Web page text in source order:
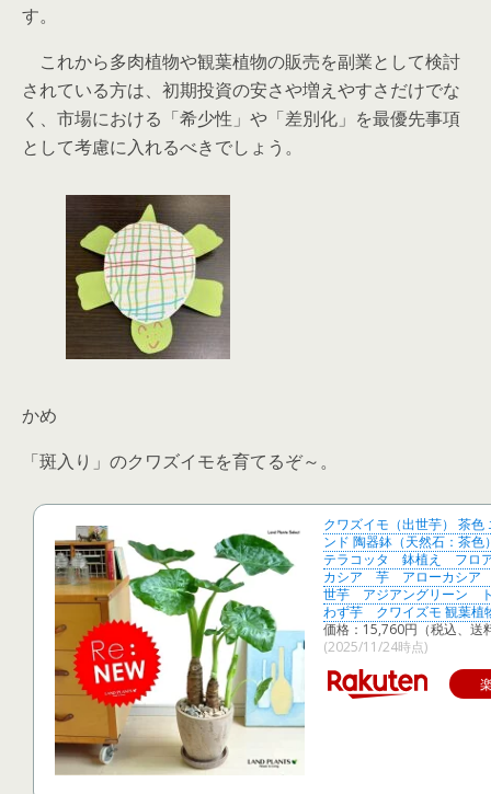
す。
これから多肉植物や観葉植物の販売を副業として検討
されている方は、初期投資の安さや増えやすさだけでな
く、市場における「希少性」や「差別化」を最優先事項
として考慮に入れるべきでしょう。
かめ
「斑入り」のクワズイモを育てるぞ～。
クワズイモ（出世芋） 茶色
ンド 陶器鉢（天然石：茶色
テラコッタ 鉢植え フロ
カシア 芋 アローカシ
世芋 アジアングリーン
わず芋 クワイズモ 観葉植
価格：15,760円（税込、送
(2025/11/24時点)